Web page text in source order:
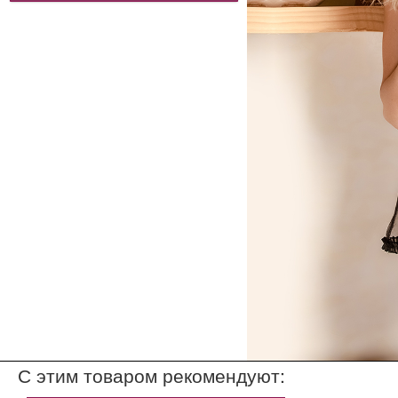
С этим товаром рекомендуют: